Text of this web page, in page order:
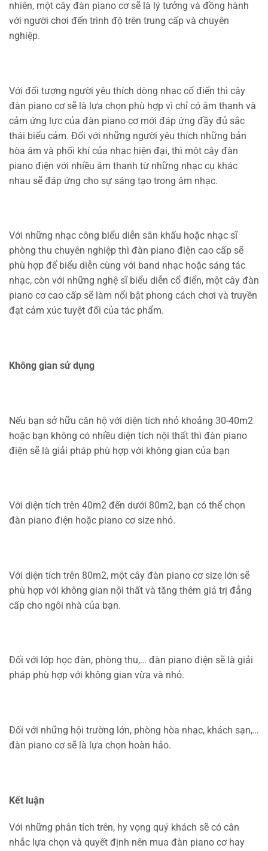
nhiên, một cây đàn piano cơ sẽ là lý tưởng và đồng hành
với người chơi đến trình độ trên trung cấp và chuyên
nghiệp.
Với đối tượng người yêu thích dòng nhạc cổ điển thì cây
đàn piano cơ sẽ là lựa chọn phù hợp vì chỉ có âm thanh và
cảm ứng lực của đàn piano cơ mới đáp ứng đầy đủ sắc
thái biểu cảm. Đối với những người yêu thích những bản
hòa âm và phối khí của nhạc hiện đại, thì một cây đàn
piano điện với nhiều âm thanh từ những nhạc cụ khác
nhau sẽ đáp ứng cho sự sáng tạo trong âm nhạc.
Với những nhạc công biểu diễn sân khấu hoặc nhạc sĩ
phòng thu chuyên nghiệp thì đàn piano điện cao cấp sẽ
phù hợp để biểu diễn cùng với band nhạc hoặc sáng tác
nhạc, còn với những nghệ sĩ biểu diễn cổ điển, một cây đàn
piano cơ cao cấp sẽ làm nổi bật phong cách chơi và truyền
đạt cảm xúc tuyệt đối của tác phẩm.
Không gian sử dụng
Nếu bạn sở hữu căn hộ với diện tích nhỏ khoảng 30-40m2
hoặc bạn không có nhiều diện tích nội thất thì đàn piano
điện sẽ là giải pháp phù hợp với không gian của bạn
Với diện tích trên 40m2 đến dưới 80m2, bạn có thể chọn
đàn piano điện hoặc piano cơ size nhỏ.
Với diện tích trên 80m2, một cây đàn piano cơ size lớn sẽ
phù hợp với không gian nội thất và tăng thêm giá trị đẳng
cấp cho ngôi nhà của bạn.
Đối với lớp học đàn, phòng thu,… đàn piano điện sẽ là giải
pháp phù hợp với không gian vừa và nhỏ.
Đối với những hội trường lớn, phòng hòa nhạc, khách sạn,…
đàn piano cơ sẽ là lựa chọn hoàn hảo.
Kết luận
Với những phân tích trên, hy vọng quý khách sẽ có cân
nhắc lựa chọn và quyết định nên mua đàn piano cơ hay